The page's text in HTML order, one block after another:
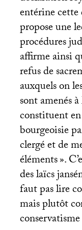
entérine
propose une
procédures
affirme ainsi
refus de
auxquels on
sont amenés
constituent
bourgeoisie
clergé et de
éléments».
des laïcs
faut pas lire
mais plutôt